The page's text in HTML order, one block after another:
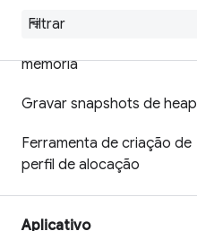
memória
Gravar snapshots de heap
Ferramenta de criação de
perfil de alocação
Aplicativo